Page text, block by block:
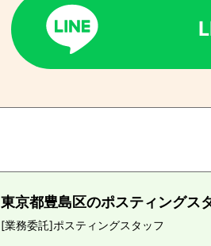
東京都豊島区のポスティングス
[業務委託]ポスティングスタッフ